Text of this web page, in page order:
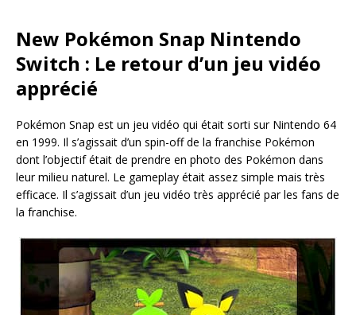
New Pokémon Snap Nintendo
Switch : Le retour d’un jeu vidéo
apprécié
Pokémon Snap est un jeu vidéo qui était sorti sur Nintendo 64
en 1999. Il s’agissait d’un spin-off de la franchise Pokémon
dont l’objectif était de prendre en photo des Pokémon dans
leur milieu naturel. Le gameplay était assez simple mais très
efficace. Il s’agissait d’un jeu vidéo très apprécié par les fans de
la franchise.